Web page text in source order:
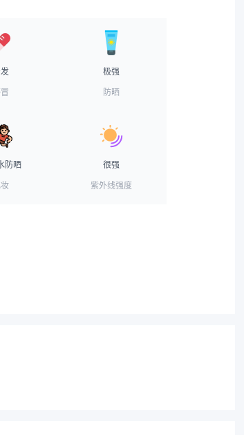
极强
防晒
防晒
很强
紫外线强度